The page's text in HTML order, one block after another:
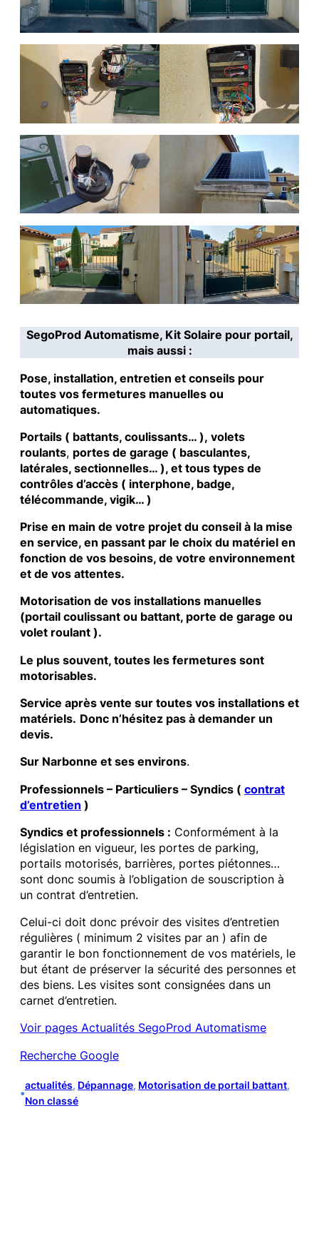
SegoProd Automatisme, Kit Solaire pour portail,
mais aussi :
Pose, installation, entretien et conseils pour
toutes vos fermetures manuelles ou
automatiques.
Portails ( battants, coulissants… ), volets
roulants, portes de garage ( basculantes,
latérales, sectionnelles… ), et tous types de
contrôles d’accès ( interphone, badge,
télécommande, vigik… )
Prise en main de votre projet du conseil à la mise
en service, en passant par le choix du matériel en
fonction de vos besoins, de votre environnement
et de vos attentes.
Motorisation de vos installations manuelles
(portail coulissant ou battant, porte de garage ou
volet roulant ).
Le plus souvent, toutes les fermetures sont
motorisables.
Service après vente sur toutes vos installations et
matériels. Donc n’hésitez pas à demander un
devis.
Sur Narbonne et ses environs.
Professionnels – Particuliers – Syndics ( contrat
d’entretien )
Syndics et professionnels : Conformément à la
législation en vigueur, les portes de parking,
portails motorisés, barrières, portes piétonnes…
sont donc soumis à l’obligation de souscription à
un contrat d’entretien.
Celui-ci doit donc prévoir des visites d’entretien
régulières ( minimum 2 visites par an ) afin de
garantir le bon fonctionnement de vos matériels, le
but étant de préserver la sécurité des personnes et
des biens. Les visites sont consignées dans un
carnet d’entretien.
Voir pages Actualités SegoProd Automatisme
Recherche Google
•
actualités, Dépannage, Motorisation de portail battant
Non classé